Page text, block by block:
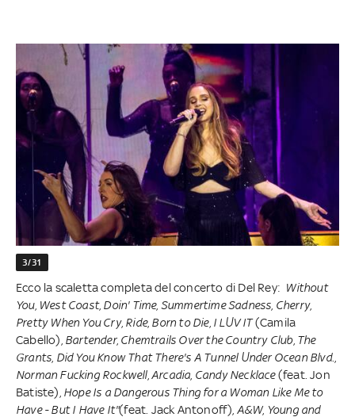
3/31
Ecco la scaletta completa del concerto di Del Rey: Without
You, West Coast, Doin' Time, Summertime Sadness Cherry,
Pretty When You Cry, Ride, Born to Die, I LUV IT(Camila
Cabello), Bartender, Chemtrails Over the Country Club, The
Grants Did You Know That There's A Tunnel Under Ocean Blvd.,
Norman Fucking Rockwell,Arcadia Candy Necklace(feat. Jon
Batiste), ​ Hope Is a Dangerous Thing for a Woman Like Me to
Have - But I Have It"(feat. Jack Antonoff), A&W, Young and